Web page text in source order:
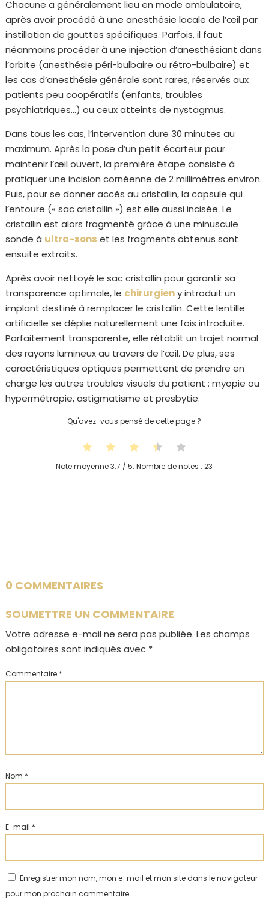
Chacune a généralement lieu en mode ambulatoire,
après avoir procédé à une anesthésie locale de l’œil par
instillation de gouttes spécifiques. Parfois, il faut
néanmoins procéder à une injection d’anesthésiant dans
l’orbite (anesthésie péri-bulbaire ou rétro-bulbaire) et
les cas d’anesthésie générale sont rares, réservés aux
patients peu coopératifs (enfants, troubles
psychiatriques…) ou ceux atteints de nystagmus.
Dans tous les cas, l’intervention dure 30 minutes au
maximum. Après la pose d’un petit écarteur pour
maintenir l’œil ouvert, la première étape consiste à
pratiquer une incision cornéenne de 2 millimètres environ.
Puis, pour se donner accès au cristallin, la capsule qui
l’entoure (« sac cristallin ») est elle aussi incisée. Le
cristallin est alors fragmenté grâce à une minuscule
sonde à ultra-sons et les fragments obtenus sont
ensuite extraits.
Après avoir nettoyé le sac cristallin pour garantir sa
transparence optimale, le chirurgieny introduit un
implant destiné à remplacer le cristallin. Cette lentille
artificielle se déplie naturellement une fois introduite.
Parfaitement transparente, elle rétablit un trajet normal
des rayons lumineux au travers de l’œil. De plus, ses
caractéristiques optiques permettent de prendre en
charge les autres troubles visuels du patient : myopie ou
hypermétropie, astigmatisme et presbytie.
Qu'avez-vous pensé de cette page ?
Note moyenne3.7 / 5. Nombre de notes :23
0 COMMENTAIRES
SOUMETTRE UN COMMENTAIRE
Votre adresse e-mail ne sera pas publiée. Les champs
obligatoires sont indiqués avec *
Commentaire *
Nom *
E-mail *
Enregistrer mon nom, mon e-mail et mon site dans le navigateur
pour mon prochain commentaire.